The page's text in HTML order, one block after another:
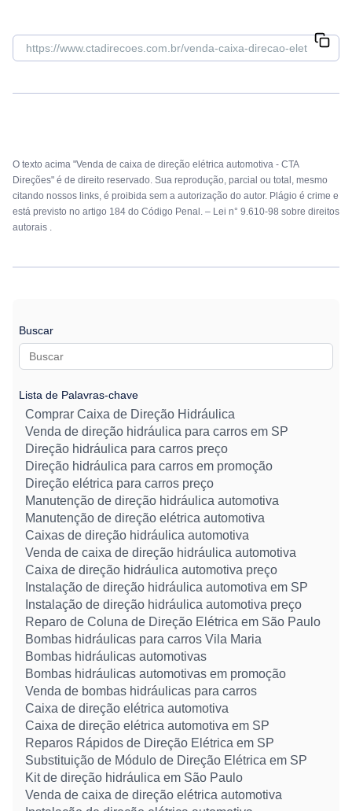
O texto acima "Venda de caixa de direção elétrica automotiva - CTA
Direções" é de direito reservado. Sua reprodução, parcial ou total, mesmo
citando nossos links, é proibida sem a autorização do autor. Plágio é crime e
está previsto no artigo 184 do Código Penal. – Lei n° 9.610-98 sobre direitos
autorais .
Buscar
Lista de Palavras-chave
Comprar Caixa de Direção Hidráulica
Venda de direção hidráulica para carros em SP
Direção hidráulica para carros preço
Direção hidráulica para carros em promoção
Direção elétrica para carros preço
Manutenção de direção hidráulica automotiva
Manutenção de direção elétrica automotiva
Caixas de direção hidráulica automotiva
Venda de caixa de direção hidráulica automotiva
Caixa de direção hidráulica automotiva preço
Instalação de direção hidráulica automotiva em SP
Instalação de direção hidráulica automotiva preço
Reparo de Coluna de Direção Elétrica em São Paulo
Bombas hidráulicas para carros Vila Maria
Bombas hidráulicas automotivas
Bombas hidráulicas automotivas em promoção
Venda de bombas hidráulicas para carros
Caixa de direção elétrica automotiva
Caixa de direção elétrica automotiva em SP
Reparos Rápidos de Direção Elétrica em SP
Substituição de Módulo de Direção Elétrica em SP
Kit de direção hidráulica em São Paulo
Venda de caixa de direção elétrica automotiva